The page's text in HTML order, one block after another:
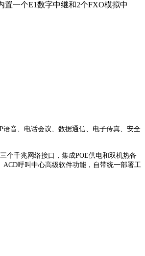
一个E1数字中继和2个FXO模拟中
音、电话会议、数据通信、电子传真、安全
个千兆网络接口，集成POE供电和双机热备
ACD呼叫中心高级软件功能，自带统一部署工